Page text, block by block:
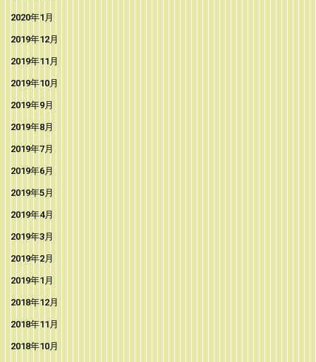
2020年1月
2019年12月
2019年11月
2019年10月
2019年9月
2019年8月
2019年7月
2019年6月
2019年5月
2019年4月
2019年3月
2019年2月
2019年1月
2018年12月
2018年11月
2018年10月